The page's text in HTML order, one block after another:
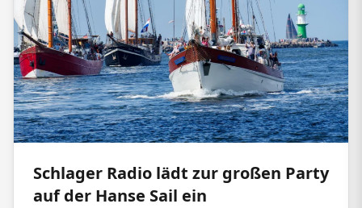
Schlager Radio lädt zur großen Party
auf der Hanse Sail ein